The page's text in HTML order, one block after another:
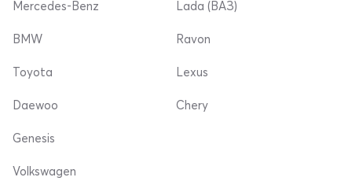
Mercedes-Benz Lada (ВАЗ)
BMW
Toyota
Daewoo
Ravon
Lexus
Chery
Genesis
Volkswagen